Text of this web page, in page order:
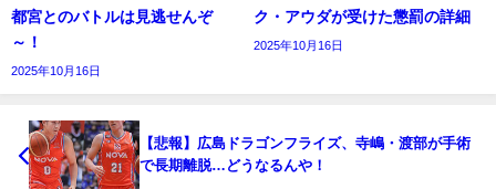
都宮とのバトルは見逃せんぞ
～！
2025年10月16日
ク・アウダが受けた懲罰の詳細
2025年10月16日
【悲報】広島ドラゴンフライズ、寺嶋・渡部が手術
で長期離脱…どうなるんや！